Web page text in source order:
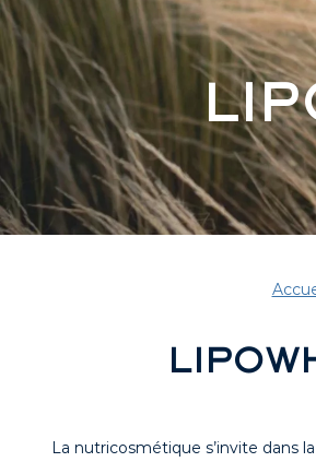
La nutricosmétique s’invite dans